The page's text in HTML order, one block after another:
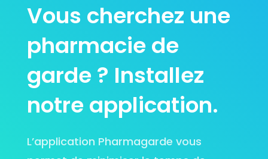
Vous cherchez une
pharmacie de
garde ? Installez
notre application.
L’application Pharmagarde vous